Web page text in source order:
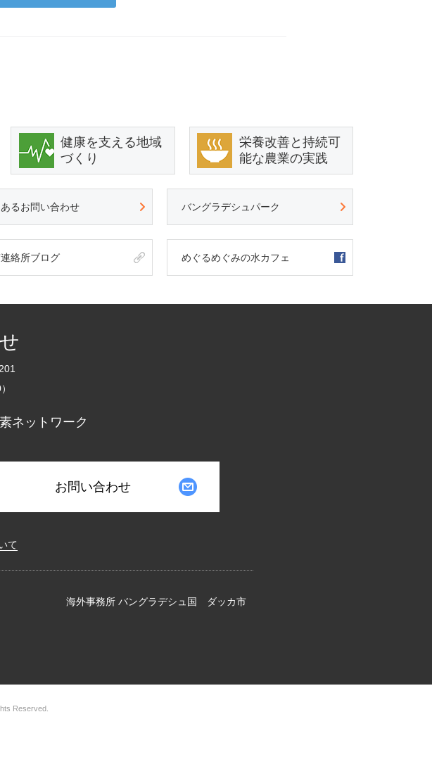
健康を支える地域
づくり
栄養改善と持続可
能な農業の実践
るお問い合わせ バングラデシュパーク
絡所ブログ めぐるめぐみの水カフェ
ネットワーク
お問い合わせ
て
海外事務所 バングラデシュ国 ダッカ市
Reserved.